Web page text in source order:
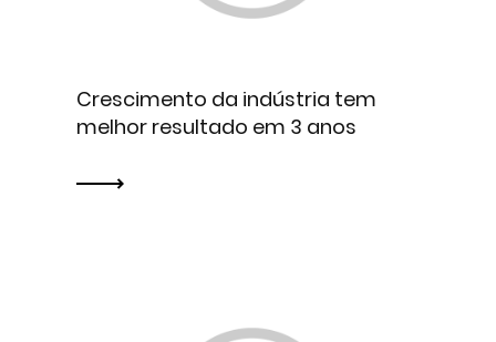
Crescimento da indústria tem
melhor resultado em 3 anos